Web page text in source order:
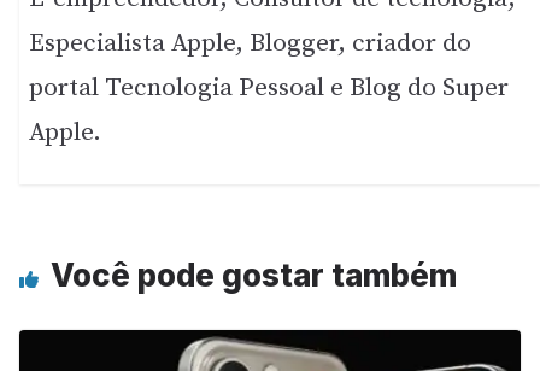
Especialista Apple, Blogger, criador do
portal Tecnologia Pessoal e Blog do Super
Apple.
Você pode gostar também